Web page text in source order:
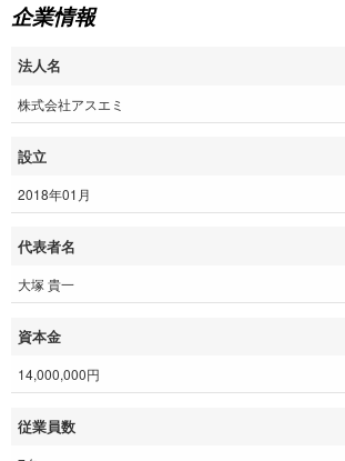
企業情報
法人名
株式会社アスエミ
設立
2018年01月
代表者名
大塚 貴一
資本金
14,000,000円
従業員数